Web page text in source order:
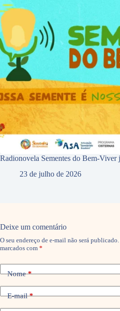
Radionovela Sementes do Bem-Viver
23 de julho de 2026
Deixe um comentário
O seu endereço de e-mail não será publicado.
marcados com *
Nome*
E-mail*